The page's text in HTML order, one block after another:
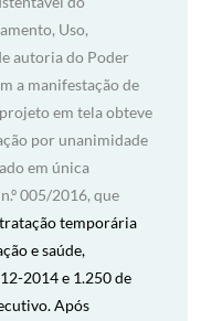
Uso,
autoria do Poder
a manifestação de
em tela obteve
por unanimidade
em única
005/2016, que
temporária
e saúde,
2014 e 1.250 de
Após